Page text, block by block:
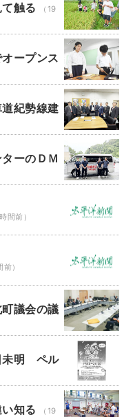
触る
（19
ープンス
紀勢線建
ーのＤＭ
間前）
前）
議会の議
未明 ペル
知る
（19